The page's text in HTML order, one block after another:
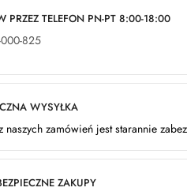
PRZEZ TELEFON PN-PT 8:00-18:00
825
WYSYŁKA
naszych zamówień jest starannie
ZAKUPY